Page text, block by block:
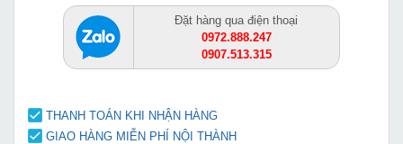
Đặt hàng qua điện thoại
0972.888.247
0907.513.315
THANH TOÁN KHI NHẬN HÀNG
GIAO HÀNG MIỄN PHÍ NỘI THÀNH